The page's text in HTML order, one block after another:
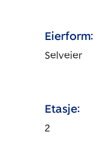
Eierform:
Selveier
Etasje:
2